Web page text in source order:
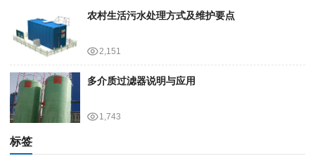
农村生活污水处理方式及维护要点
2,151
多介质过滤器说明与应用
1,743
标签